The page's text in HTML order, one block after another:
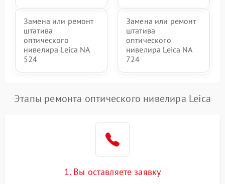
Замена или ремонт
штатива
оптического
нивелира Leica NA
524
Замена или ремонт
штатива
оптического
нивелира Leica NA
724
Этапы ремонта оптического нивелира Leica
1. Вы оставляете заявку